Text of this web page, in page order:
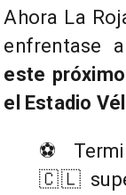
Ahora La
enfrentase
este
el Estadio
⚽
🇨🇱